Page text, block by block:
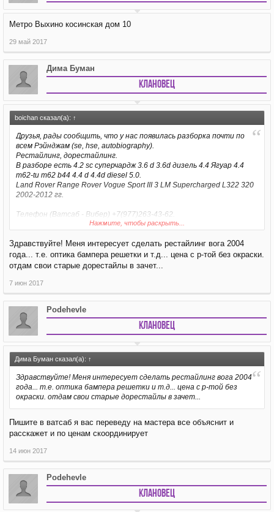
Метро Выхино косинская дом 10
29 май 2017
Дима Буман
Клановец
boichan сказал(а): ↑
Друзья, рады сообщить, что у нас появилась разборка почти по
всем Рэйнджам (se, hse, autobiography).
Рестайлинг, дорестайлинг.
В разборе есть 4.2 sc суперчардж 3.6 d 3.6d дизель 4.4 Ягуар 4.4
m62-tu m62 b44 4.4 d 4.4d diesel 5.0.
Land Rover Range Rover Vogue Sport III 3 LM Supercharged L322 320
2002-2012 гг.
Телефон (Ватсаб - Вибер) +7(977)263-43-62.
Адрес: Косинская, 10.Нажмите, чтобы раскрыть...
Здравствуйте! Меня интересует сделать рестайлинг вога 2004
года... т.е. оптика бампера решетки и т.д... цена с р-той без окраски.
отдам свои старые дорестайлы в зачет...
7 июн 2017
Podehevle
Клановец
Дима Буман сказал(а): ↑
Здравствуйте! Меня интересует сделать рестайлинг вога 2004
года... т.е. оптика бампера решетки и т.д... цена с р-той без
окраски. отдам свои старые дорестайлы в зачет...
Пишите в ватсаб я вас переведу на мастера все объяснит и
расскажет и по ценам скоординирует
14 июн 2017
Podehevle
Клановец